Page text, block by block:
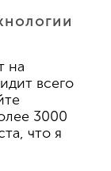
на
всего
3000
что я